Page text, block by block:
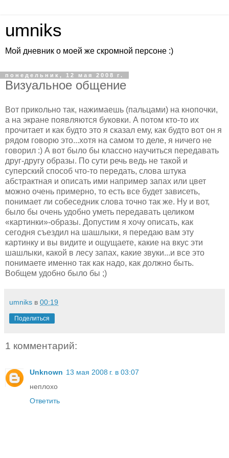
umniks
Мой дневник о моей же скромной персоне :)
понедельник, 12 мая 2008 г.
Визуальное общение
Вот прикольно так, нажимаешь (пальцами) на кнопочки,
а на экране появляются буковки. А потом кто-то их
прочитает и как будто это я сказал ему, как будто вот он я
рядом говорю это...хотя на самом то деле, я ничего не
говорил :) А вот было бы классно научиться передавать
друг-другу образы. По сути речь ведь не такой и
суперский способ что-то передать, слова штука
абстрактная и описать ими например запах или цвет
можно очень примерно, то есть все будет зависеть,
понимает ли собеседник слова точно так же. Ну и вот,
было бы очень удобно уметь передавать целиком
«картинки»-образы. Допустим я хочу описать, как
сегодня съездил на шашлыки, я передаю вам эту
картинку и вы видите и ощущаете, какие на вкус эти
шашлыки, какой в лесу запах, какие звуки...и все это
понимаете именно так как надо, как должно быть.
Вобщем удобно было бы ;)
umniks в 00:19
Поделиться
1 комментарий:
Unknown 13 мая 2008 г. в 03:07
неплохо
Ответить